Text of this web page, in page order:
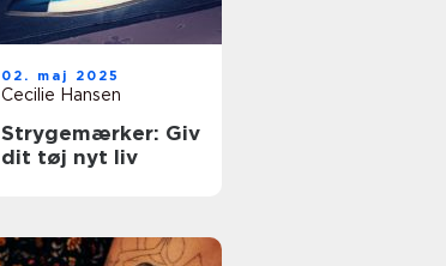
02. maj 2025
Cecilie Hansen
Strygemærker: Giv
dit tøj nyt liv